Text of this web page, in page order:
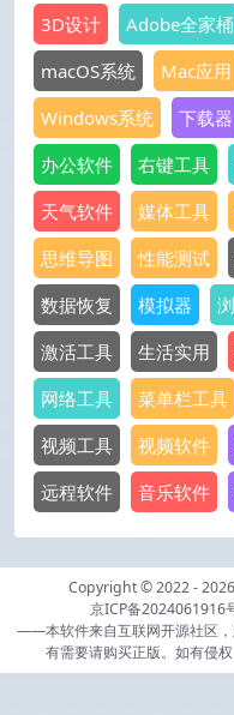
3D设计 Adobe全家桶
macOS系统
Mac应用
Windows系统
下载器
办公软件
右键工具
天气软件
媒体工具
思维导图
性能测试
数据恢复
模拟器
激活工具
生活实用
网络工具
菜单栏工具
视频工具
视频软件
远程软件
音乐软件
Copyright © 2022 - 2026
京ICP备2024061916
——本软件来自互联网开源社区，
有需要请购买正版。如有侵